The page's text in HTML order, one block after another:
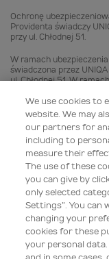
Ochronę
Providenta świadczy
przy ul. Chłodnej 51.
W ramach
świadczona przez
ul. Chłodnej 51. W
przez UNIQA TU S.A. z
51. W ramach
ochrona jest
(00-867) przy ul.
Warszawie (00-867)
Provident Polska SA
Rejestru Agentów
Provident Polska SA
Roku Loan Magazine
dostępne na stronie:
instytucja-
przyznana przez
We use cookies to
website. We may
our partners for
including to
measure their
The use of these
you can give by
only selected
Settings”. You
changing your
cookies for these
your personal